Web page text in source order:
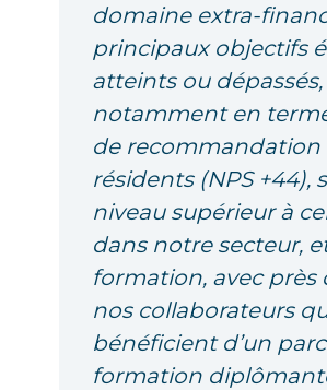
domaine extra-
principaux objectifs
atteints ou
notamment en
de recommandation
résidents (NPS +44),
niveau supérieur à
dans notre secteur,
formation, avec près
nos collaborateurs
bénéficient d’un
formation